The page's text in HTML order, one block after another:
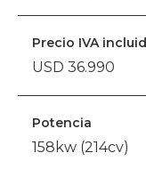
Precio IVA
USD 36.990
Potencia
158kw (214cv)